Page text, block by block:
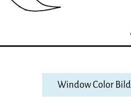
Window Color Bild